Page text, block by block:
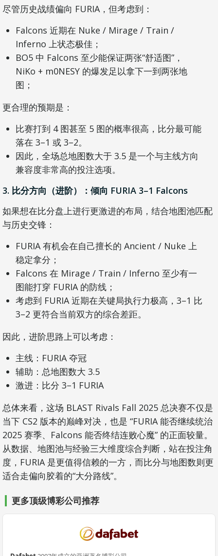
尽管历史战绩偏向 FURIA，但考虑到：
Falcons 近期在 Nuke / Mirage / Train /
Inferno 上状态极佳；
BO5 中 Falcons 至少能保证两张“舒适图”，
NiKo + m0NESY 的爆发足以拿下一到两张地
图；
更合理的预期是：
比赛打到 4 图甚至 5 图的概率很高，比分最可能
落在 3–1 或 3–2。
因此，全场总地图数大于 3.5 是一个与主线方向
兼容度非常高的投注选项。
3. 比分方向（进阶）：倾向 FURIA 3–1 Falcons
如果想在比分盘上进行更激进的布局，结合地图池匹配
与历史交锋：
FURIA 有机会在自己擅长的 Ancient / Nuke 上
稳定拿分；
Falcons 在 Mirage / Train / Inferno 至少有一
图能打穿 FURIA 的防线；
考虑到 FURIA 近期在关键局执行力极高，3–1 比
3–2 更符合当前双方的综合差距。
因此，进阶思路上可以考虑：
主线：FURIA 夺冠
辅助：总地图数大 3.5
激进：比分 3–1 FURIA
总体来看，这场 BLAST Rivals Fall 2025 总决赛不仅是
当下 CS2 版本的巅峰对决，也是 “FURIA 能否继续统治
2025 赛季、Falcons 能否终结连败心魔” 的正面较量。
从数据、地图池与经验三大维度综合判断，站在投注角
度，FURIA 是更值得信赖的一方，而比分与地图数则更
适合走偏向胶着的“大分路线”。
更多顶级博彩公司推荐